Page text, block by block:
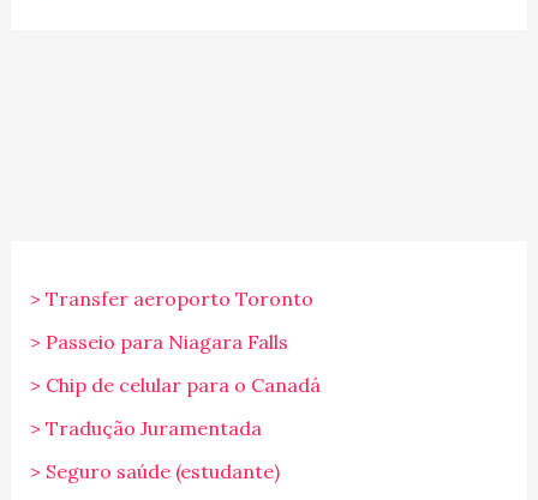
> Transfer aeroporto Toronto
> Passeio para Niagara Falls
> Chip de celular para o Canadá
> Tradução Juramentada
> Seguro saúde (estudante)